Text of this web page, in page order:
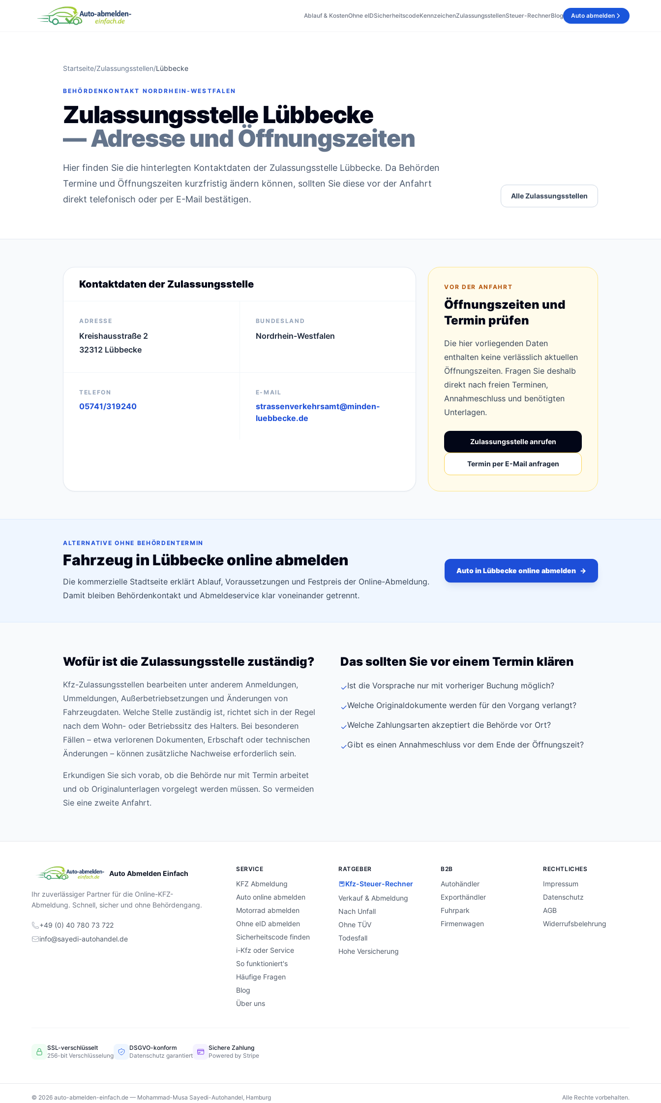
Ablauf & KostenOhne eIDSicherheitscodeKennzeichenZulassungsstellenSteuer-RechnerBlog Auto abmelden
Startseite/Zulassungsstellen/Lübbecke
BEHÖRDENKONTAKT NORDRHEIN-WESTFALEN
Zulassungsstelle Lübbecke
— Adresse und Öffnungszeiten
Hier finden Sie die hinterlegten Kontaktdaten der Zulassungsstelle Lübbecke. Da Behörden
Termine und Öffnungszeiten kurzfristig ändern können, sollten Sie diese vor der Anfahrt
direkt telefonisch oder per E-Mail bestätigen.
Alle Zulassungsstellen
Kontaktdaten der Zulassungsstelle
ADRESSE
Kreishausstraße 2
32312 Lübbecke
BUNDESLAND
Nordrhein-Westfalen
TELEFON
05741/319240
E-MAIL
strassenverkehrsamt@minden-
luebbecke.de
VOR DER ANFAHRT
Öffnungszeiten und
Termin prüfen
Die hier vorliegenden Daten
enthalten keine verlässlich aktuellen
Öffnungszeiten. Fragen Sie deshalb
direkt nach freien Terminen,
Annahmeschluss und benötigten
Unterlagen.
Zulassungsstelle anrufen
Termin per E-Mail anfragen
ALTERNATIVE OHNE BEHÖRDENTERMIN
Fahrzeug in Lübbecke online abmelden
Die kommerzielle Stadtseite erklärt Ablauf, Voraussetzungen und Festpreis der Online-Abmeldung.
Damit bleiben Behördenkontakt und Abmeldeservice klar voneinander getrennt.
Auto in Lübbecke online abmelden →
Wofür ist die Zulassungsstelle zuständig?
Kfz-Zulassungsstellen bearbeiten unter anderem Anmeldungen,
Ummeldungen, Außerbetriebsetzungen und Änderungen von
Fahrzeugdaten. Welche Stelle zuständig ist, richtet sich in der Regel
nach dem Wohn- oder Betriebssitz des Halters. Bei besonderen
Fällen – etwa verlorenen Dokumenten, Erbschaft oder technischen
Änderungen – können zusätzliche Nachweise erforderlich sein.
Erkundigen Sie sich vorab, ob die Behörde nur mit Termin arbeitet
und ob Originalunterlagen vorgelegt werden müssen. So vermeiden
Sie eine zweite Anfahrt.
Das sollten Sie vor einem Termin klären
✓Ist die Vorsprache nur mit vorheriger Buchung möglich?
✓Welche Originaldokumente werden für den Vorgang verlangt?
✓Welche Zahlungsarten akzeptiert die Behörde vor Ort?
✓Gibt es einen Annahmeschluss vor dem Ende der Öffnungszeit?
Auto Abmelden Einfach
Ihr zuverlässiger Partner für die Online-KFZ-
Abmeldung. Schnell, sicher und ohne Behördengang.
+49 (0) 40 780 73 722
info@sayedi-autohandel.de
SERVICE
KFZ Abmeldung
Auto online abmelden
Motorrad abmelden
Ohne eID abmelden
Sicherheitscode finden
i-Kfz oder Service
So funktioniert's
Häufige Fragen
Blog
Über uns
RATGEBER
Kfz-Steuer-Rechner
Verkauf & Abmeldung
Nach Unfall
Ohne TÜV
Todesfall
Hohe Versicherung
B2B
Autohändler
Exporthändler
Fuhrpark
Firmenwagen
RECHTLICHES
Impressum
Datenschutz
AGB
Widerrufsbelehrung
SSL-verschlüsselt
256-bit Verschlüsselung
DSGVO-konform
Datenschutz garantiert
Sichere Zahlung
Powered by Stripe
© 2026 auto-abmelden-einfach.de — Mohammad-Musa Sayedi-Autohandel, Hamburg Alle Rechte vorbehalten.